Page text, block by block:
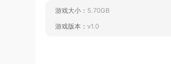
游戏大小： 5.70GB
游戏版本： v1.0